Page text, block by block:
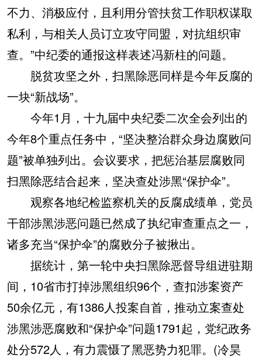
不力、消极应付，且利用分管扶贫工作职权谋取
私利，与相关人员订立攻守同盟，对抗组织审
查。”中纪委的通报这样表述冯新柱的问题。
脱贫攻坚之外，扫黑除恶同样是今年反腐的
一块“新战场”。
今年1月，十九届中央纪委二次全会列出的
今年8个重点任务中，“坚决整治群众身边腐败问
题”被单独列出。会议要求，把惩治基层腐败同
扫黑除恶结合起来，坚决查处涉黑“保护伞”。
观察各地纪检监察机关的反腐成绩单，党员
干部涉黑涉恶问题已然成了执纪审查重点之一，
诸多充当“保护伞”的腐败分子被揪出。
据统计，第一轮中央扫黑除恶督导组进驻期
间，10省市打掉涉黑组织96个，查扣涉案资产
50余亿元，有1386人投案自首，推动立案查处
涉黑涉恶腐败和“保护伞”问题1791起，党纪政务
处分572人，有力震慑了黑恶势力犯罪。(冷昊